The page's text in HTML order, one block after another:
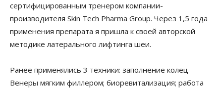
сертифицированным тренером компании-
производителя Skin Tech Pharma Group. Через 1,5 года
применения препарата я пришла к своей авторской
методике латерального лифтинга шеи.
Ранее применялись 3 техники: заполнение колец
Венеры мягким филлером; биоревитализация; работа